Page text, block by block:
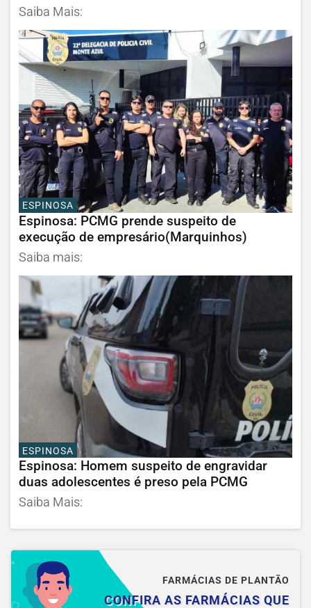
Saiba Mais:
ESPINOSA
Espinosa: PCMG prende suspeito de
execução de empresário(Marquinhos)
Saiba mais:
ESPINOSA
Espinosa: Homem suspeito de engravidar
duas adolescentes é preso pela PCMG
Saiba Mais:
FARMÁCIAS DE PLANTÃO
CONFIRA AS FARMÁCIAS QUE